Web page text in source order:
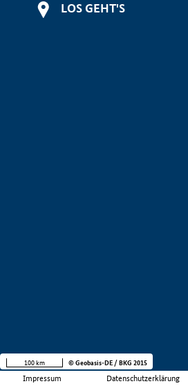
LOS GEHT'S
Impressum Datenschutzerklärung
100 km © Geobasis-DE / BKG 2015